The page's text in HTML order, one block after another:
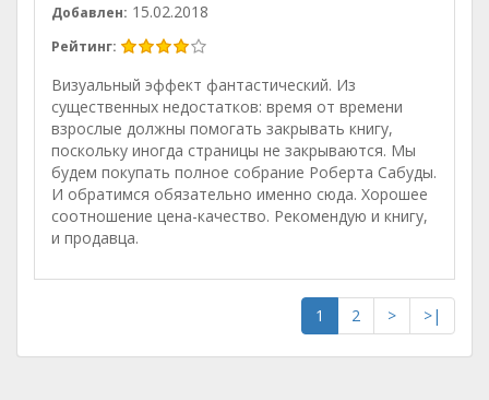
Добавлен: 15.02.2018
Рейтинг:
Визуальный эффект фантастический. Из
существенных недостатков: время от времени
взрослые должны помогать закрывать книгу,
поскольку иногда страницы не закрываются. Мы
будем покупать полное собрание Роберта Сабуды.
И обратимся обязательно именно сюда. Хорошее
соотношение цена-качество. Рекомендую и книгу,
и продавца.
1 2 > >|